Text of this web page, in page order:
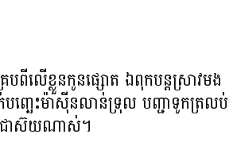
របពីលើខ្លួនកូនផ្សោត ឯពុកបន្តស្រាវមង
ឆេះម៉ាស៊ីនលាន់ទ្រុល បញ្ជាទូកត្រលប់
ចំជាស៊យណាស់។